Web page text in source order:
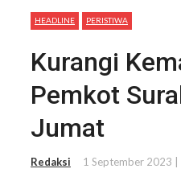
HEADLINE PERISTIWA
Kurangi
Pemkot
Jumat
Redaksi 1 September 2023 |